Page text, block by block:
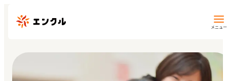
メニュー